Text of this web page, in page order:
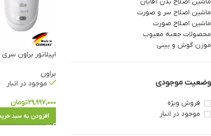
ماشین اصلاح سر و صورت
ماشین اصلاح صورت
محصولات جعبه معیوب
موزن گوش و بینی
وضعیت موجودی
فروش ویژه
موجود در انبار
اپیلاتور براون سری 865-9 SES
براون
موجود در انبار
۲۹,۹۹۷,۰۰۰تومان
افزودن به سبد